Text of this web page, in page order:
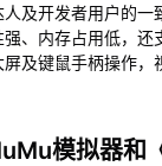
及开发者用户的一
、内存占用低，
及键鼠手柄操作，
模拟器和